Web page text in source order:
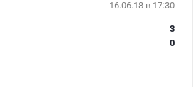
16.06.18 в 17:30
3
0